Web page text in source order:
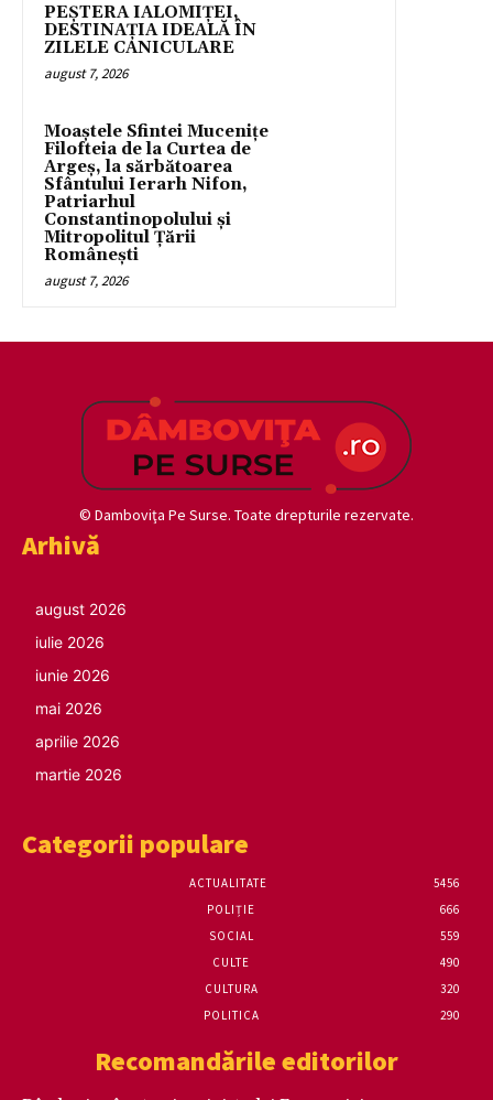
PEȘTERA IALOMIȚEI,
DESTINAȚIA IDEALĂ ÎN
ZILELE CANICULARE
august 7, 2026
Moaștele Sfintei Mucenițe
Filofteia de la Curtea de
Argeș, la sărbătoarea
Sfântului Ierarh Nifon,
Patriarhul
Constantinopolului și
Mitropolitul Țării
Românești
august 7, 2026
© Damboviţa Pe Surse. Toate drepturile rezervate.
Arhivă
august 2026
iulie 2026
iunie 2026
mai 2026
aprilie 2026
martie 2026
Categorii populare
ACTUALITATE
5456
POLIȚIE
666
SOCIAL
559
CULTE
490
CULTURA
320
POLITICA
290
Recomandările editorilor